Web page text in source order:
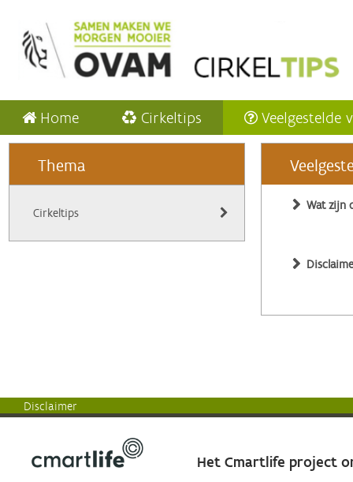
Home Cirkeltips Veelgestelde
Thema
Cirkeltips
Wat zijn
Disclaimer
Het Cmartlife project